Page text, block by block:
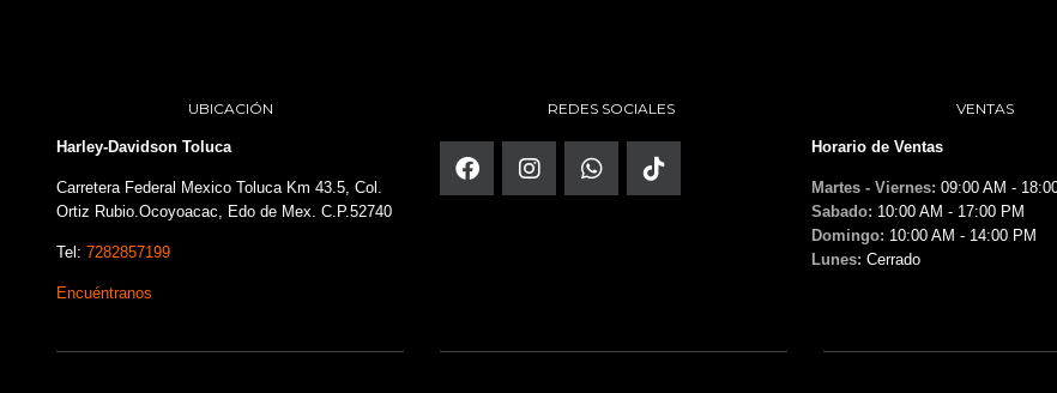
UBICACIÓN
Harley-Davidson Toluca
Carretera Federal Mexico Toluca Km 43.5, Col.
Ortiz Rubio.Ocoyoacac, Edo de Mex. C.P.52740
Tel: 7282857199
Encuéntranos
REDES SOCIALES VENTAS
Horario de Ventas
Martes - Viernes: 09:00 AM -
Sabado: 10:00 AM - 17:00 PM
Domingo: 10:00 AM - 14:00 PM
Lunes: Cerrado